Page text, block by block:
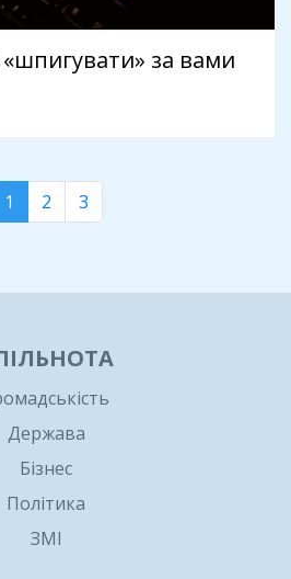
за вами
1 2 3
Держава
Бізнес
Політика
ЗМІ